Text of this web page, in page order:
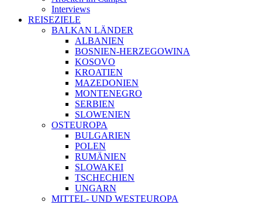
Interviews
REISEZIELE
BALKAN LÄNDER
ALBANIEN
BOSNIEN-HERZEGOWINA
KOSOVO
KROATIEN
MAZEDONIEN
MONTENEGRO
SERBIEN
SLOWENIEN
OSTEUROPA
BULGARIEN
POLEN
RUMÄNIEN
SLOWAKEI
TSCHECHIEN
UNGARN
MITTEL- UND WESTEUROPA